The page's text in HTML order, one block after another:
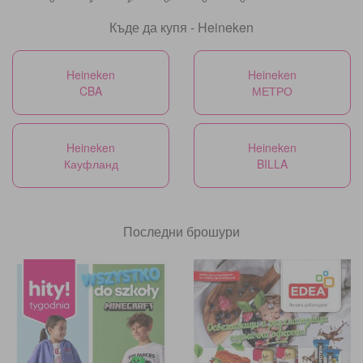
Къде да купя - Heineken
Heineken
CBA
Heineken
МЕТРО
Heineken
Кауфланд
Heineken
BILLA
Последни брошури